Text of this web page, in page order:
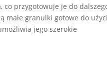
co przygotowuje je do
małe granulki gotowe do
jego szerokie